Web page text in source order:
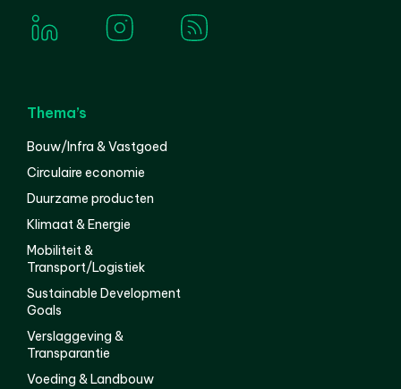
Thema’s
Bouw/Infra & Vastgoed
Circulaire economie
Duurzame producten
Klimaat & Energie
Mobiliteit &
Transport/Logistiek
Sustainable Development
Goals
Verslaggeving &
Transparantie
Voeding & Landbouw